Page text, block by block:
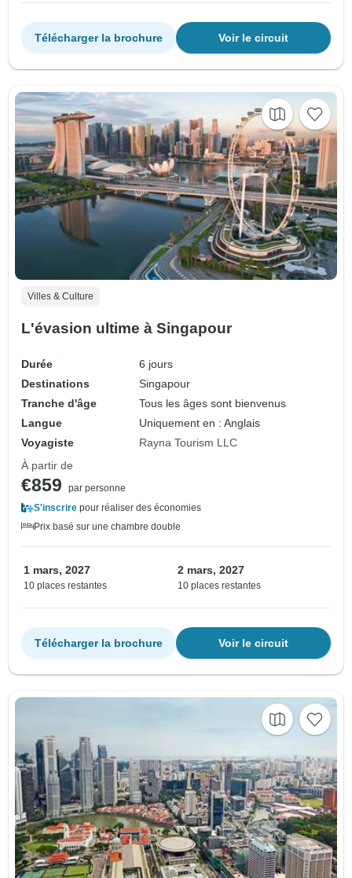
Voir le circuit
Télécharger la brochure
Villes & Culture
L'évasion ultime à Singapour
Durée
6 jours
Destinations
Singapour
Tranche d'âge
Tous les âges sont bienvenus
Langue
Uniquement en : Anglais
Voyagiste
Rayna Tourism LLC
À partir de
€859
par personne
S'inscrire pour réaliser des économies
Prix basé sur une chambre double
1 mars, 2027
10 places restantes
2 mars, 2027
10 places restantes
Voir le circuit
Télécharger la brochure